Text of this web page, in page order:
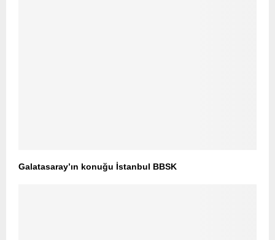
Galatasaray’ın konuğu İstanbul BBSK